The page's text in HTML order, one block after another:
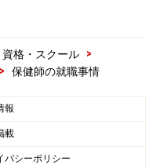
資格・スクール
>
> 保健師の就職事情
報
載
バシーポリシー